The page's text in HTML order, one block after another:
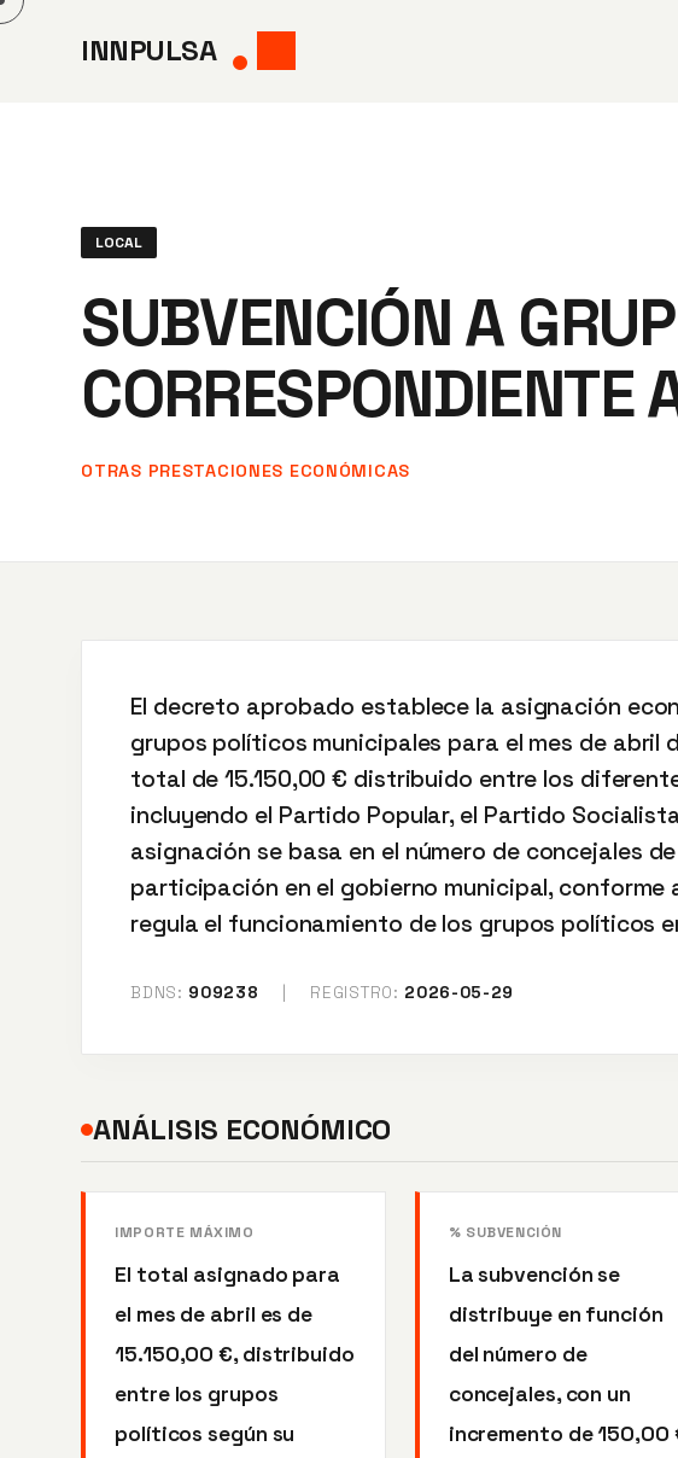
Saltar
INNPULSA
LOCAL
SUBVENCIÓN A
OTRAS PRESTACIONES ECONÓMICAS
El decreto aprobado establece la asignación
grupos políticos municipales para el mes de abril
total de 15.150,00 € distribuido entre los
incluyendo el Partido Popular, el Partido
asignación se basa en el número de concejales
participación en el gobierno municipal, conforme
regula el funcionamiento de los grupos políticos
BDNS: 909238 REGISTRO: 2026-05-29
ANÁLISIS ECONÓMICO
IMPORTE MÁXIMO
El total asignado para
el mes de abril es de
15.150,00 €, distribuido
entre los grupos
políticos según su
% SUBVENCIÓN
La subvención se
distribuye en función
del número de
concejales, con un
incremento de 150,00